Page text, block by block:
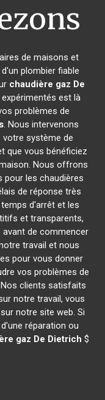
de maisons et
plombier fiable
chaudière gaz De
est là
problèmes de
. Nous intervenons
votre système de
que vous bénéficiez
Nous offrons
pour les chaudières
de réponse très
d'arrêt et les
et transparents,
de commencer
travail et nous
pour vous donner
vos problèmes de
clients satisfaits
notre travail, vous
notre site web. Si
réparation ou
gaz De Dietrich $